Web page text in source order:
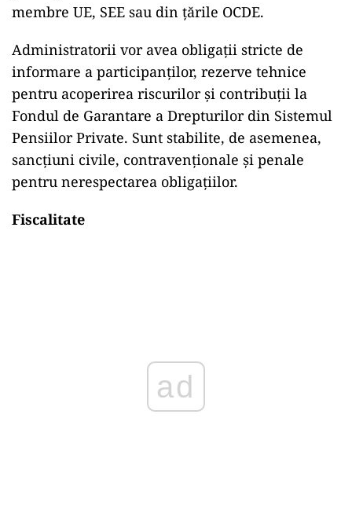
membre UE, SEE sau din țările OCDE.
Administratorii vor avea obligații stricte de
informare a participanților, rezerve tehnice
pentru acoperirea riscurilor și contribuții la
Fondul de Garantare a Drepturilor din Sistemul
Pensiilor Private. Sunt stabilite, de asemenea,
sancțiuni civile, contravenționale și penale
pentru nerespectarea obligațiilor.
Fiscalitate
ad